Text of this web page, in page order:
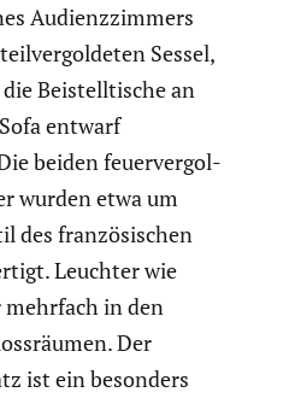
Audienz­zim­mers
Sessel,
Beistell­ti­sche an
entwarf
beiden feuer­ver­gol­
wurden etwa um
des franzö­si­schen
Leuchter wie
mehrfach in den
Der
ist ein besonders